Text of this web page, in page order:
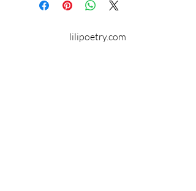
lilipoetry.com